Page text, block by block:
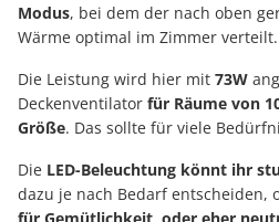
Modus, bei dem der nach oben
Wärme optimal im Zimmer verteilt.
Die Leistung wird hier mit 73W
Deckenventilator für Räume von
Größe. Das sollte für viele
Die LED-Beleuchtung könnt ihr
dazu je nach Bedarf entscheiden,